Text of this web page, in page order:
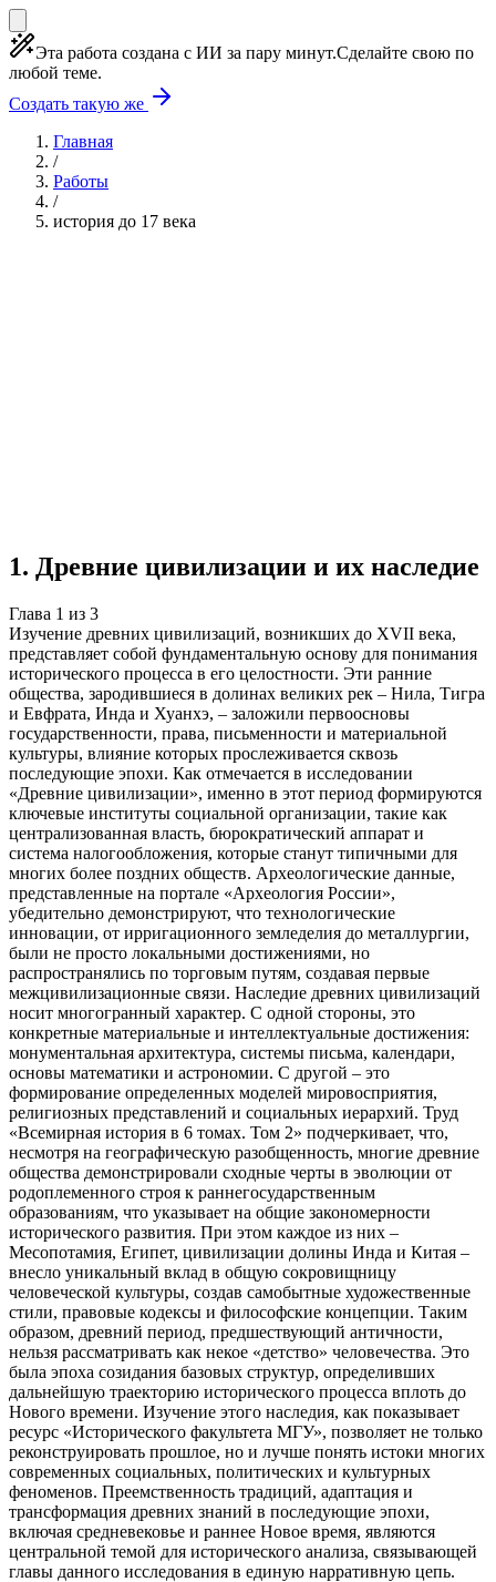
Эта работа создана с ИИ за пару минут.Сделайте свою по
любой теме.
Создать такую же
Главная
/
Работы
/
история до 17 века
1. Древние цивилизации и их наследие
Глава 1 из 3
Изучение древних цивилизаций, возникших до XVII века,
представляет собой фундаментальную основу для понимания
исторического процесса в его целостности. Эти ранние
общества, зародившиеся в долинах великих рек – Нила, Тигра
и Евфрата, Инда и Хуанхэ, – заложили первоосновы
государственности, права, письменности и материальной
культуры, влияние которых прослеживается сквозь
последующие эпохи. Как отмечается в исследовании
«Древние цивилизации», именно в этот период формируются
ключевые институты социальной организации, такие как
централизованная власть, бюрократический аппарат и
система налогообложения, которые станут типичными для
многих более поздних обществ. Археологические данные,
представленные на портале «Археология России»,
убедительно демонстрируют, что технологические
инновации, от ирригационного земледелия до металлургии,
были не просто локальными достижениями, но
распространялись по торговым путям, создавая первые
межцивилизационные связи. Наследие древних цивилизаций
носит многогранный характер. С одной стороны, это
конкретные материальные и интеллектуальные достижения:
монументальная архитектура, системы письма, календари,
основы математики и астрономии. С другой – это
формирование определенных моделей мировосприятия,
религиозных представлений и социальных иерархий. Труд
«Всемирная история в 6 томах. Том 2» подчеркивает, что,
несмотря на географическую разобщенность, многие древние
общества демонстрировали сходные черты в эволюции от
родоплеменного строя к раннегосударственным
образованиям, что указывает на общие закономерности
исторического развития. При этом каждое из них –
Месопотамия, Египет, цивилизации долины Инда и Китая –
внесло уникальный вклад в общую сокровищницу
человеческой культуры, создав самобытные художественные
стили, правовые кодексы и философские концепции. Таким
образом, древний период, предшествующий античности,
нельзя рассматривать как некое «детство» человечества. Это
была эпоха созидания базовых структур, определивших
дальнейшую траекторию исторического процесса вплоть до
Нового времени. Изучение этого наследия, как показывает
ресурс «Исторического факультета МГУ», позволяет не только
реконструировать прошлое, но и лучше понять истоки многих
современных социальных, политических и культурных
феноменов. Преемственность традиций, адаптация и
трансформация древних знаний в последующие эпохи,
включая средневековье и раннее Новое время, являются
центральной темой для исторического анализа, связывающей
главы данного исследования в единую нарративную цепь.